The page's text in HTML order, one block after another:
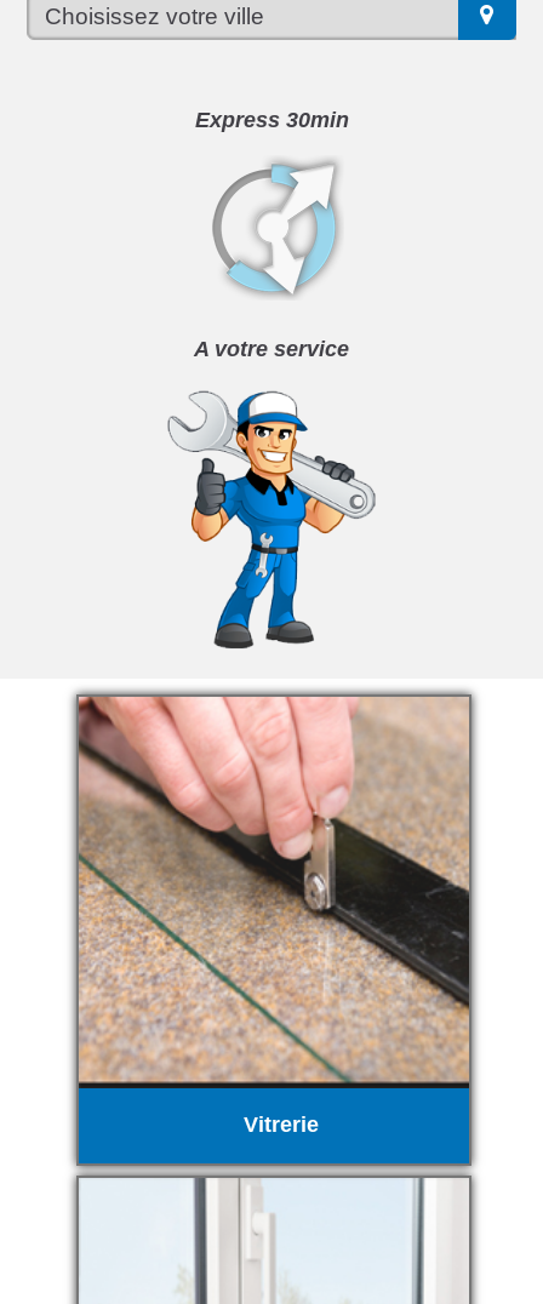
Express 30min
A votre service
Vitrerie